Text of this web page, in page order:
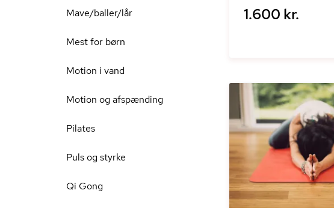
Mave/baller/lår
Mest for børn
Motion i vand
Motion og afspænding
Pilates
Puls og styrke
Qi Gong
1.600 kr.